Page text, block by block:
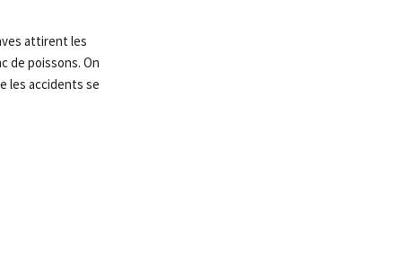
attirent les
de poissons. On
les accidents se